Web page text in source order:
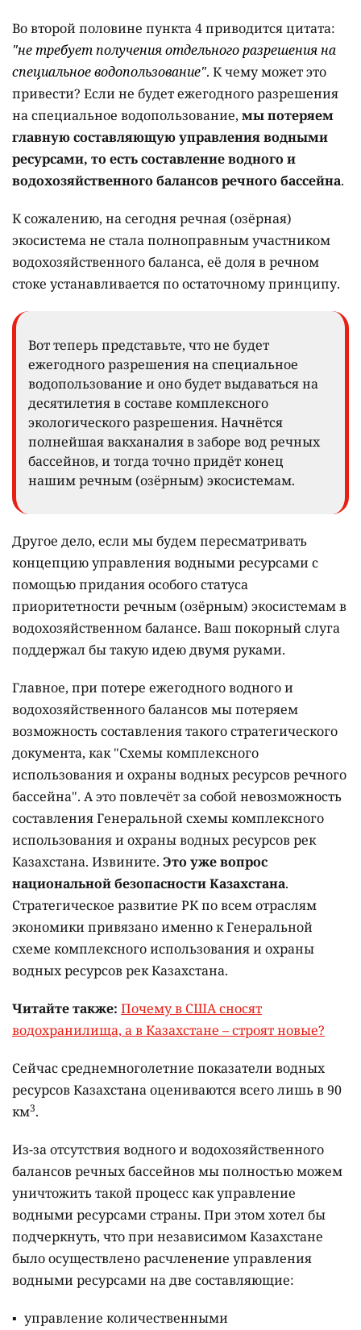
Во второй половине пункта 4 приводится цитата:
"не требует получения отдельного разрешения на
специальное водопользование". К чему может это
привести? Если не будет ежегодного разрешения
на специальное водопользование, мы потеряем
главную составляющую управления водными
ресурсами, то есть составление водного и
водохозяйственного балансов речного бассейна.
К сожалению, на сегодня речная (озёрная)
экосистема не стала полноправным участником
водохозяйственного баланса, её доля в речном
стоке устанавливается по остаточному принципу.
Вот теперь представьте, что не будет
ежегодного разрешения на специальное
водопользование и оно будет выдаваться на
десятилетия в составе комплексного
экологического разрешения. Начнётся
полнейшая вакханалия в заборе вод речных
бассейнов, и тогда точно придёт конец
нашим речным (озёрным) экосистемам.
Другое дело, если мы будем пересматривать
концепцию управления водными ресурсами с
помощью придания особого статуса
приоритетности речным (озёрным) экосистемам в
водохозяйственном балансе. Ваш покорный слуга
поддержал бы такую идею двумя руками.
Главное, при потере ежегодного водного и
водохозяйственного балансов мы потеряем
возможность составления такого стратегического
документа, как "Схемы комплексного
использования и охраны водных ресурсов речного
бассейна". А это повлечёт за собой невозможность
составления Генеральной схемы комплексного
использования и охраны водных ресурсов рек
Казахстана. Извините. Это уже вопрос
национальной безопасности Казахстана.
Стратегическое развитие РК по всем отраслям
экономики привязано именно к Генеральной
схеме комплексного использования и охраны
водных ресурсов рек Казахстана.
Читайте также: Почему в США сносят
водохранилища, а в Казахстане – строят новые?
Сейчас среднемноголетние показатели водных
ресурсов Казахстана оцениваются всего лишь в 90
км3.
Из-за отсутствия водного и водохозяйственного
балансов речных бассейнов мы полностью можем
уничтожить такой процесс как управление
водными ресурсами страны. При этом хотел бы
подчеркнуть, что при независимом Казахстане
было осуществлено расчленение управления
водными ресурсами на две составляющие:
управление количественными